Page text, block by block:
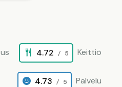
4.72 / 5 Keittiö
4.73 / 5 Palvelu